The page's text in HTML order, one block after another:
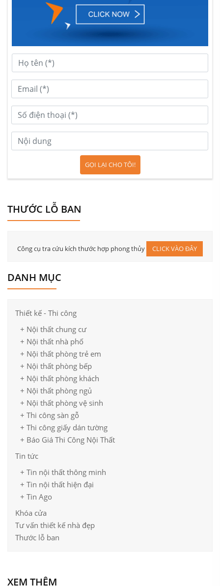
Mẫu thiết kế thi công nội thất chung cư với phòng ăn liên thông
Không gian phòng ngủ Master
Sử dụng tông màu sáng trong thiết kế chung cư
GỌI LẠI CHO TÔI!
THƯỚC LỖ BAN
Công cụ tra cứu kích thước hợp phong thủy CLICK VÀO ĐÂY
DANH MỤC
Thiết kế - Thi công
+ Nội thất chung cư
+ Nội thất nhà phố
+ Nội thất phòng trẻ em
+ Nội thất phòng bếp
+ Nội thất phòng khách
+ Nội thất phòng ngủ
+ Nội thất phòng vệ sinh
+ Thi công sàn gỗ
+ Thi công giấy dán tường
+ Báo Giá Thi Công Nội Thất
Tin tức
+ Tin nội thất thông minh
+ Tin nội thất hiện đại
+ Tin Ago
Khóa cửa
Tư vấn thiết kế nhà đẹp
Thước lỗ ban
XEM THÊM